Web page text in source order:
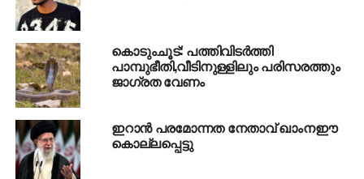
കൊടുംചൂട്: പത്തിവിടര്‍ത്തി
പാമ്പുഭീതി,വീടിനുള്ളിലും പരിസരത്തും
ജാഗ്രത വേണം
ഇറാന്‍ പരമോന്നത നേതാവ് ഖാംനഈ
കൊല്ലപ്പെട്ടു